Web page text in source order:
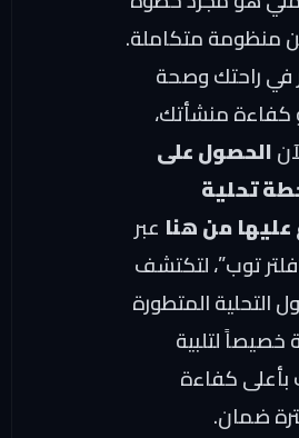
منظومة متكاملة.
في راحتك وصحة
كفاءة منشأتك،
الحصول على
تحلية
عليها من هنا عبر
توب”، لتكتشف
التحلية المتطورة
لتلبية
بأعلى كفاءة
ضمان.